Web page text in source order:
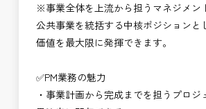
・NEXCO（ネクスコ）施工管理
・NEXCO（ネクスコ）点検業務
・NEXCO（ネクスコ）保全調査
・積算技術業務
・設計コンサルティング業務（数
※事業全体を上流から担うマネジメン
公共事業を統括する中核ポジションと
価値を最大限に発揮できます。
✅PM業務の魅力
・事業計画から完成までを担うプロジ